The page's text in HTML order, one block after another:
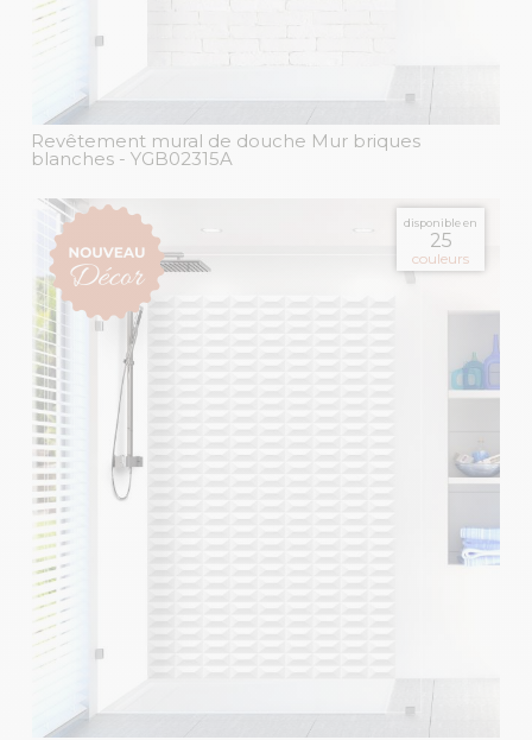
Revêtement mural de douche Mur briques
blanches - YGB02315A
disponible en
25
couleurs